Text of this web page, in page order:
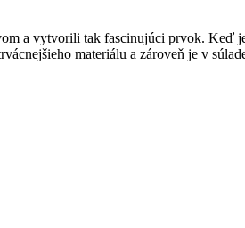
a vytvorili tak fascinujúci prvok.
materiálu a zároveň je v